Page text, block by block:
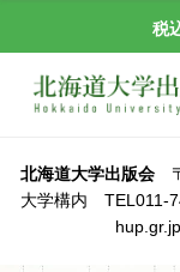
税
北海道大学出版会〒
大学構内 TEL011-